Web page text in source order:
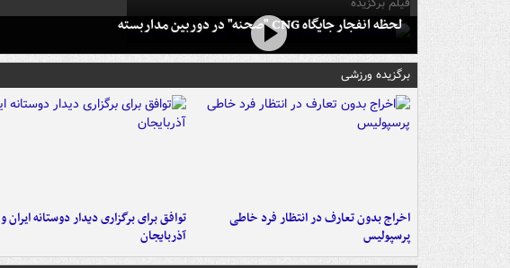
لحظه انفجار جایگاه CNG "صحنه" در دوربین مداربسته
برگزیده ورزشی
اخراج بدون تعارف در انتظار فرد خاطی
پرسپولیس
توافق برای برگزاری دیدار دوستانه ایران و
آذربایجان